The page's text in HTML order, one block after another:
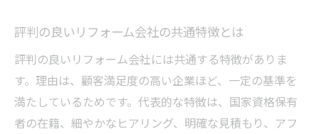
悪質リフォーム業者の特徴と見抜き方を解
説
評判の悪いリフォーム会社を避けるための
工夫
埼玉県で注意すべきリフォーム業者リスト
評判の良いリフォーム会社の共通特徴とは
評判の良いリフォーム会社には共通する特徴がありま
す。理由は、顧客満足度の高い企業ほど、一定の基準を
満たしているためです。代表的な特徴は、国家資格保有
者の在籍、細やかなヒアリング、明確な見積もり、アフ